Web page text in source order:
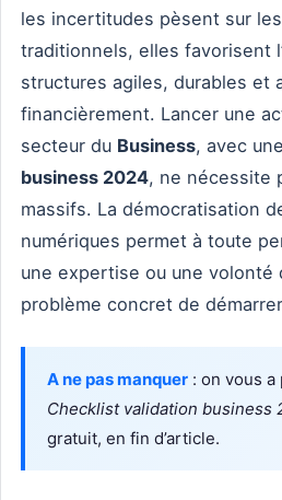
les incertitudes pèsent sur
traditionnels, elles favorisent
structures agiles, durables et
financièrement. Lancer une
secteur du Business, avec
business 2024, ne nécessite
massifs. La démocratisation
numériques permet à toute
une expertise ou une volonté
problème concret de
A ne pas manquer : on vous a
Checklist validation business
gratuit, en fin d’article.